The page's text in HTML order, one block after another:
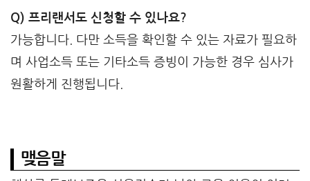
Q) 프리랜서도 신청할 수 있나요?
가능합니다. 다만 소득을 확인할 수 있는 자료가 필요하
며 사업소득 또는 기타소득 증빙이 가능한 경우 심사가
원활하게 진행됩니다.
맺음말